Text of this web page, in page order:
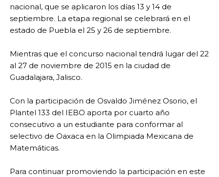
nacional, que se aplicaron los días 13 y 14 de
septiembre. La etapa regional se celebrará en el
estado de Puebla el 25 y 26 de septiembre.
Mientras que el concurso nacional tendrá lugar del 22
al 27 de noviembre de 2015 en la ciudad de
Guadalajara, Jalisco.
Con la participación de Osvaldo Jiménez Osorio, el
Plantel 133 del IEBO aporta por cuarto año
consecutivo a un estudiante para conformar al
selectivo de Oaxaca en la Olimpiada Mexicana de
Matemáticas.
Para continuar promoviendo la participación en este